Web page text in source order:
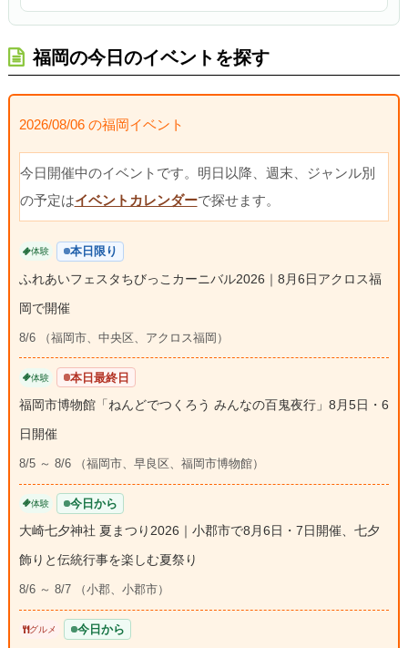
福岡の今日のイベントを探す
2026/08/06 の福岡イベント
今日開催中のイベントです。明日以降、週末、ジャンル別
の予定はイベントカレンダーで探せます。
体験 本日限り
ふれあいフェスタちびっこカーニバル2026｜8月6日アクロス福
岡で開催
8/6 （福岡市、中央区、アクロス福岡）
体験 本日最終日
福岡市博物館「ねんどでつくろう みんなの百鬼夜行」8月5日・6
日開催
8/5 ～ 8/6 （福岡市、早良区、福岡市博物館）
体験 今日から
大崎七夕神社 夏まつり2026｜小郡市で8月6日・7日開催、七夕
飾りと伝統行事を楽しむ夏祭り
8/6 ～ 8/7 （小郡、小郡市）
グルメ 今日から